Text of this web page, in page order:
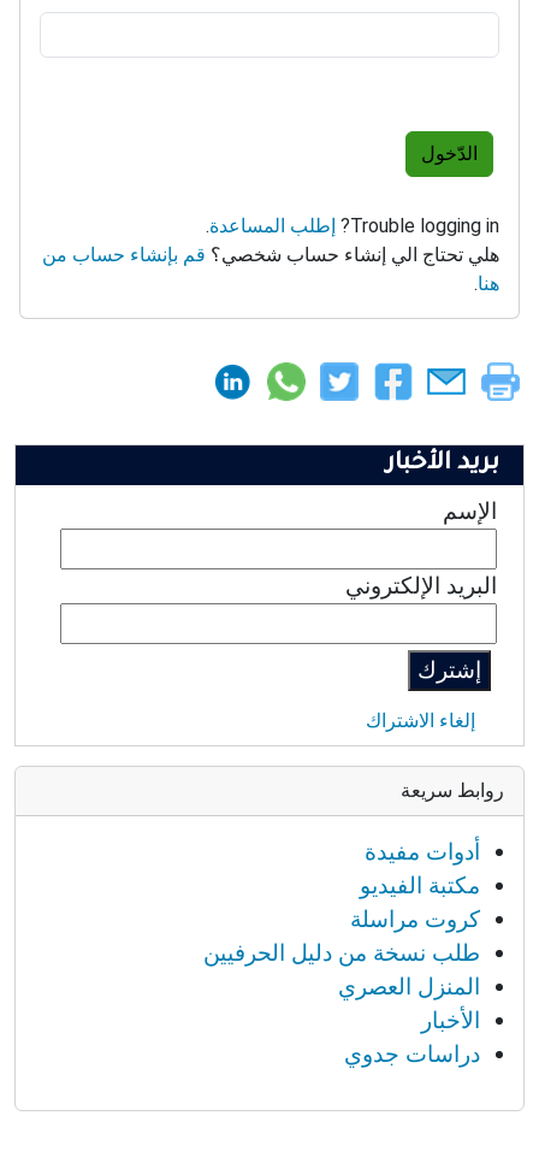
الدّخول
Trouble logging in? إطلب المساعدة.
هلي تحتاج الي إنشاء حساب شخصي؟ قم بإنشاء حساب من
هنا.
بريد الأخبار
الإسم
البريد الإلكتروني
إلغاء الاشتراك
روابط سريعة
أدوات مفيدة
مكتبة الفيديو
كروت مراسلة
طلب نسخة من دليل الحرفيين
المنزل العصري
الأخبار
دراسات جدوي